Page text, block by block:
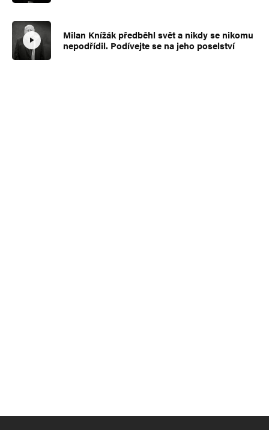
Milan Knížák předběhl svět a nikdy se nikomu
nepodřídil. Podívejte se na jeho poselství